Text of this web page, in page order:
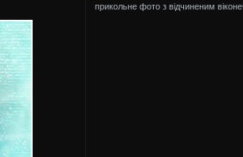
прикольне фото з відчиненим